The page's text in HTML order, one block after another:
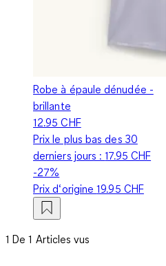
Robe à épaule dénudée -
brillante
12.95 CHF
Prix le plus bas des 30
derniers jours :17.95 CHF
-27%
Prix d‘origine19.95 CHF
1 De 1 Articles vus